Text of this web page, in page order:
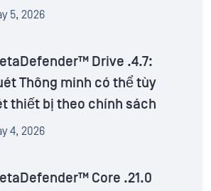
5, 2026
Drive .4.7:
Thông minh có thể tùy
thiết bị theo chính sách
4, 2026
Core .21.0